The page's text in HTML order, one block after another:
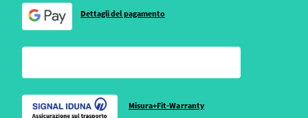
Dettagli del pagamento
Misura+Fit-Warranty